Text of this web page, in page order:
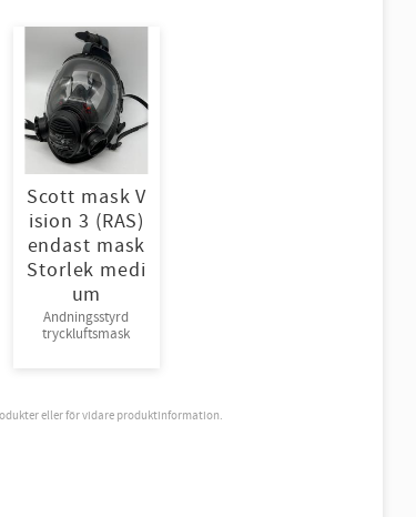
Scott mask V
ision 3 (RAS)
endast mask
Storlek medi
um
Andningsstyrd
tryckluftsmask
eller för vidare produktinformation.